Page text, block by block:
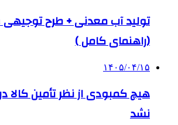
تولید آب معدنی + طرح توجیهی
(راهنمای کامل )
۱۴۰۵/۰۴/۱۵
هیچ کمبودی از نظر تأمین کالا
نشد